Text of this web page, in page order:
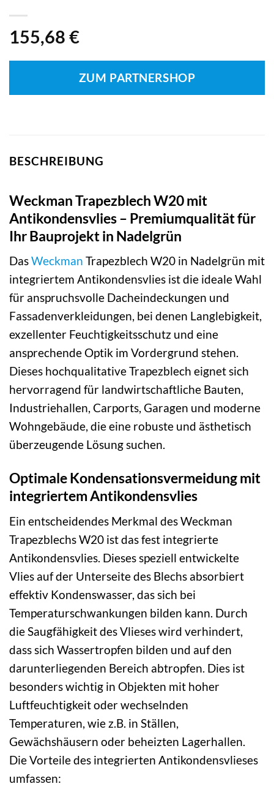
155,68 €
ZUM PARTNERSHOP
BESCHREIBUNG
Weckman Trapezblech W20 mit
Antikondensvlies – Premiumqualität für
Ihr Bauprojekt in Nadelgrün
DasWeckman Trapezblech W20 in Nadelgrün mit
integriertem Antikondensvlies ist die ideale Wahl
für anspruchsvolle Dacheindeckungen und
Fassadenverkleidungen, bei denen Langlebigkeit,
exzellenter Feuchtigkeitsschutz und eine
ansprechende Optik im Vordergrund stehen.
Dieses hochqualitative Trapezblech eignet sich
hervorragend für landwirtschaftliche Bauten,
Industriehallen, Carports, Garagen und moderne
Wohngebäude, die eine robuste und ästhetisch
überzeugende Lösung suchen.
Optimale Kondensationsvermeidung mit
integriertem Antikondensvlies
Ein entscheidendes Merkmal des Weckman
Trapezblechs W20 ist das fest integrierte
Antikondensvlies. Dieses speziell entwickelte
Vlies auf der Unterseite des Blechs absorbiert
effektiv Kondenswasser, das sich bei
Temperaturschwankungen bilden kann. Durch
die Saugfähigkeit des Vlieses wird verhindert,
dass sich Wassertropfen bilden und auf den
darunterliegenden Bereich abtropfen. Dies ist
besonders wichtig in Objekten mit hoher
Luftfeuchtigkeit oder wechselnden
Temperaturen, wie z.B. in Ställen,
Gewächshäusern oder beheizten Lagerhallen.
Die Vorteile des integrierten Antikondensvlieses
umfassen: